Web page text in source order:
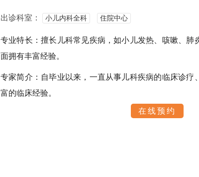
出诊科室： 小儿内科全科 住院中心
专业特长：擅长儿科常见疾病，如小儿发热、咳嗽、
面拥有丰富经验。
专家简介：自毕业以来，一直从事儿科疾病的临床诊
富的临床经验。
在线预约